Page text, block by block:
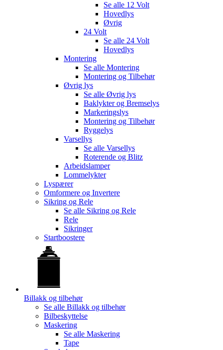
Se alle 12 Volt
Hovedlys
Øvrig
24 Volt
Se alle 24 Volt
Hovedlys
Montering
Se alle Montering
Montering og Tilbehør
Øvrig lys
Se alle Øvrig lys
Baklykter og Bremselys
Markeringslys
Montering og Tilbehør
Ryggelys
Varsellys
Se alle Varsellys
Roterende og Blitz
Arbeidslamper
Lommelykter
Lyspærer
Omformere og Invertere
Sikring og Rele
Se alle Sikring og Rele
Rele
Sikringer
Startboostere
Billakk og tilbehør
Se alle Billakk og tilbehør
Bilbeskyttelse
Maskering
Se alle Maskering
Tape